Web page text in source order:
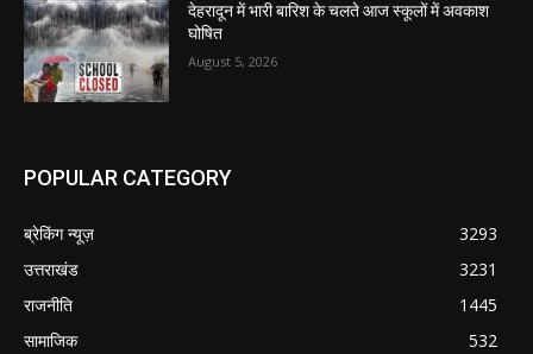
देहरादून में भारी बारिश के चलते आज स्कूलों में अवकाश
घोषित
August 5, 2026
POPULAR CATEGORY
ब्रेकिंग न्यूज़
3293
उत्तराखंड
3231
राजनीति
1445
सामाजिक
532